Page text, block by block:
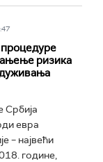
ризика
Србија
евра
– највећи
године,